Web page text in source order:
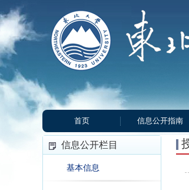
首页 信息公开指南
信息公开栏目
基本信息